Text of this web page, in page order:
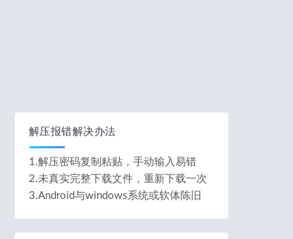
解压报错解决办法
1.解压密码复制粘贴，手动输入易错
2.未真实完整下载文件，重新下载一次
3.Android与windows系统或软体陈旧